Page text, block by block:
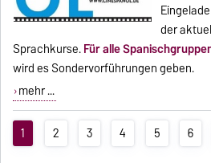
der
Sprachkurse.Für alle
wird es Sondervorführungen geben.
mehr ...
1 2 3 4 5 6